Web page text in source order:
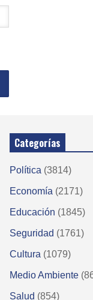
Categorías
Política (3814)
Economía (2171)
Educación (1845)
Seguridad (1761)
Cultura (1079)
Medio Ambiente
Salud (854)